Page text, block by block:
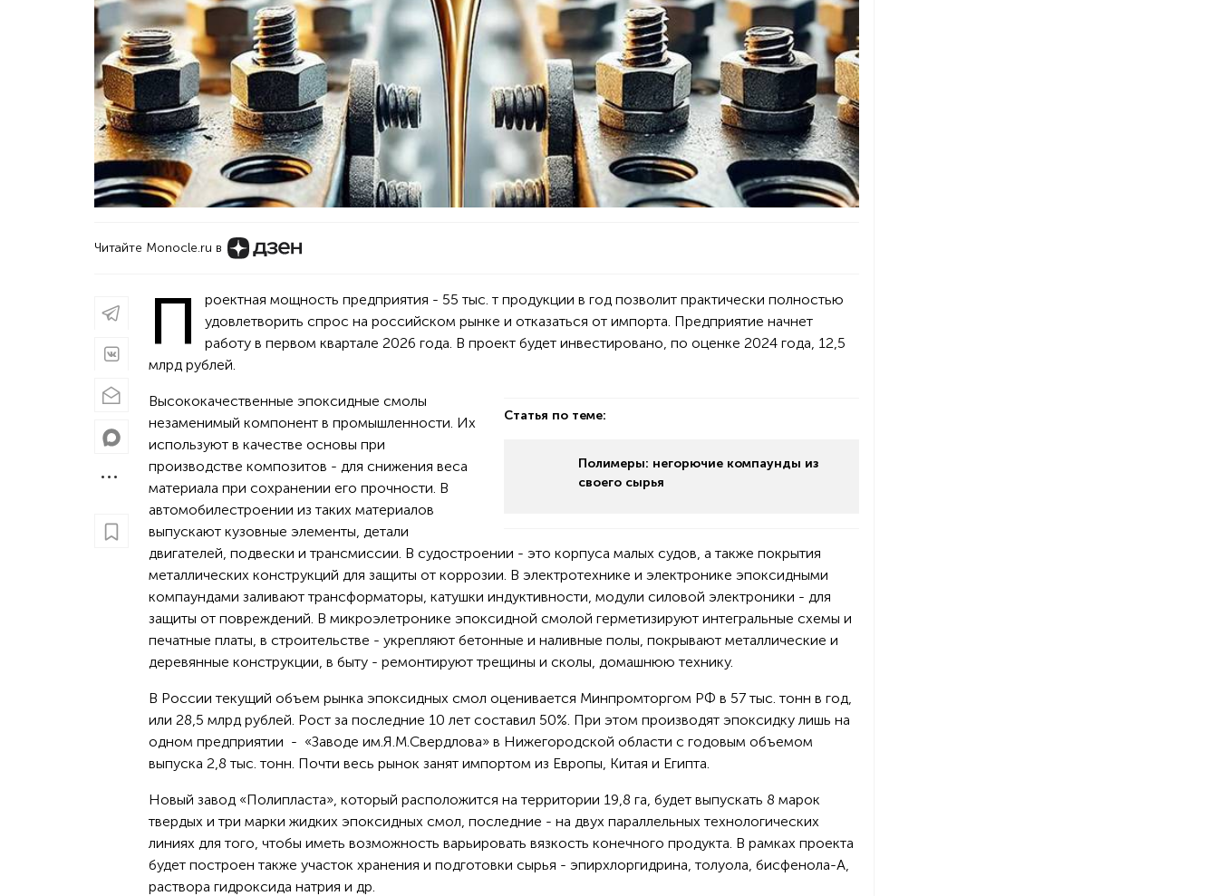
Читайте Monocle.ru в
П
роектная мощность предприятия - 55 тыс. т продукции в год позволит практически полностью
удовлетворить спрос на российском рынке и отказаться от импорта. Предприятие начнет
работу в первом квартале 2026 года. В проект будет инвестировано, по оценке 2024 года, 12,5
млрд рублей.
Статья по теме:
Полимеры: негорючие компаунды из
своего сырья
Высококачественные эпоксидные смолы
незаменимый компонент в промышленности. Их
используют в качестве основы при
производстве композитов - для снижения веса
материала при сохранении его прочности. В
автомобилестроении из таких материалов
выпускают кузовные элементы, детали
двигателей, подвески и трансмиссии. В судостроении - это корпуса малых судов, а также покрытия
металлических конструкций для защиты от коррозии. В электротехнике и электронике эпоксидными
компаундами заливают трансформаторы, катушки индуктивности, модули силовой электроники - для
защиты от повреждений. В микроэлетронике эпоксидной смолой герметизируют интегральные схемы и
печатные платы, в строительстве - укрепляют бетонные и наливные полы, покрывают металлические и
деревянные конструкции, в быту - ремонтируют трещины и сколы, домашнюю технику.
В России текущий объем рынка эпоксидных смол оценивается Минпромторгом РФ в 57 тыс. тонн в год,
или 28,5 млрд рублей. Рост за последние 10 лет составил 50%. При этом производят эпоксидку лишь на
одном предприятии - «Заводе им.Я.М.Свердлова» в Нижегородской области с годовым объемом
выпуска 2,8 тыс. тонн. Почти весь рынок занят импортом из Европы, Китая и Египта.
Новый завод «Полипласта», который расположится на территории 19,8 га, будет выпускать 8 марок
твердых и три марки жидких эпоксидных смол, последние - на двух параллельных технологических
линиях для того, чтобы иметь возможность варьировать вязкость конечного продукта. В рамках проекта
будет построен также участок хранения и подготовки сырья - эпирхлоргидрина, толуола, бисфенола-А,
раствора гидроксида натрия и др.